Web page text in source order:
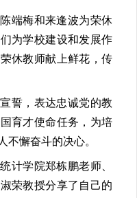
端梅和来逢波为荣休
为学校建设和发展作
休教师献上鲜花，传
誓，表达忠诚党的教
育才使命任务，为培
不懈奋斗的决心。
计学院郑栋鹏老师、
荣教授分享了自己的